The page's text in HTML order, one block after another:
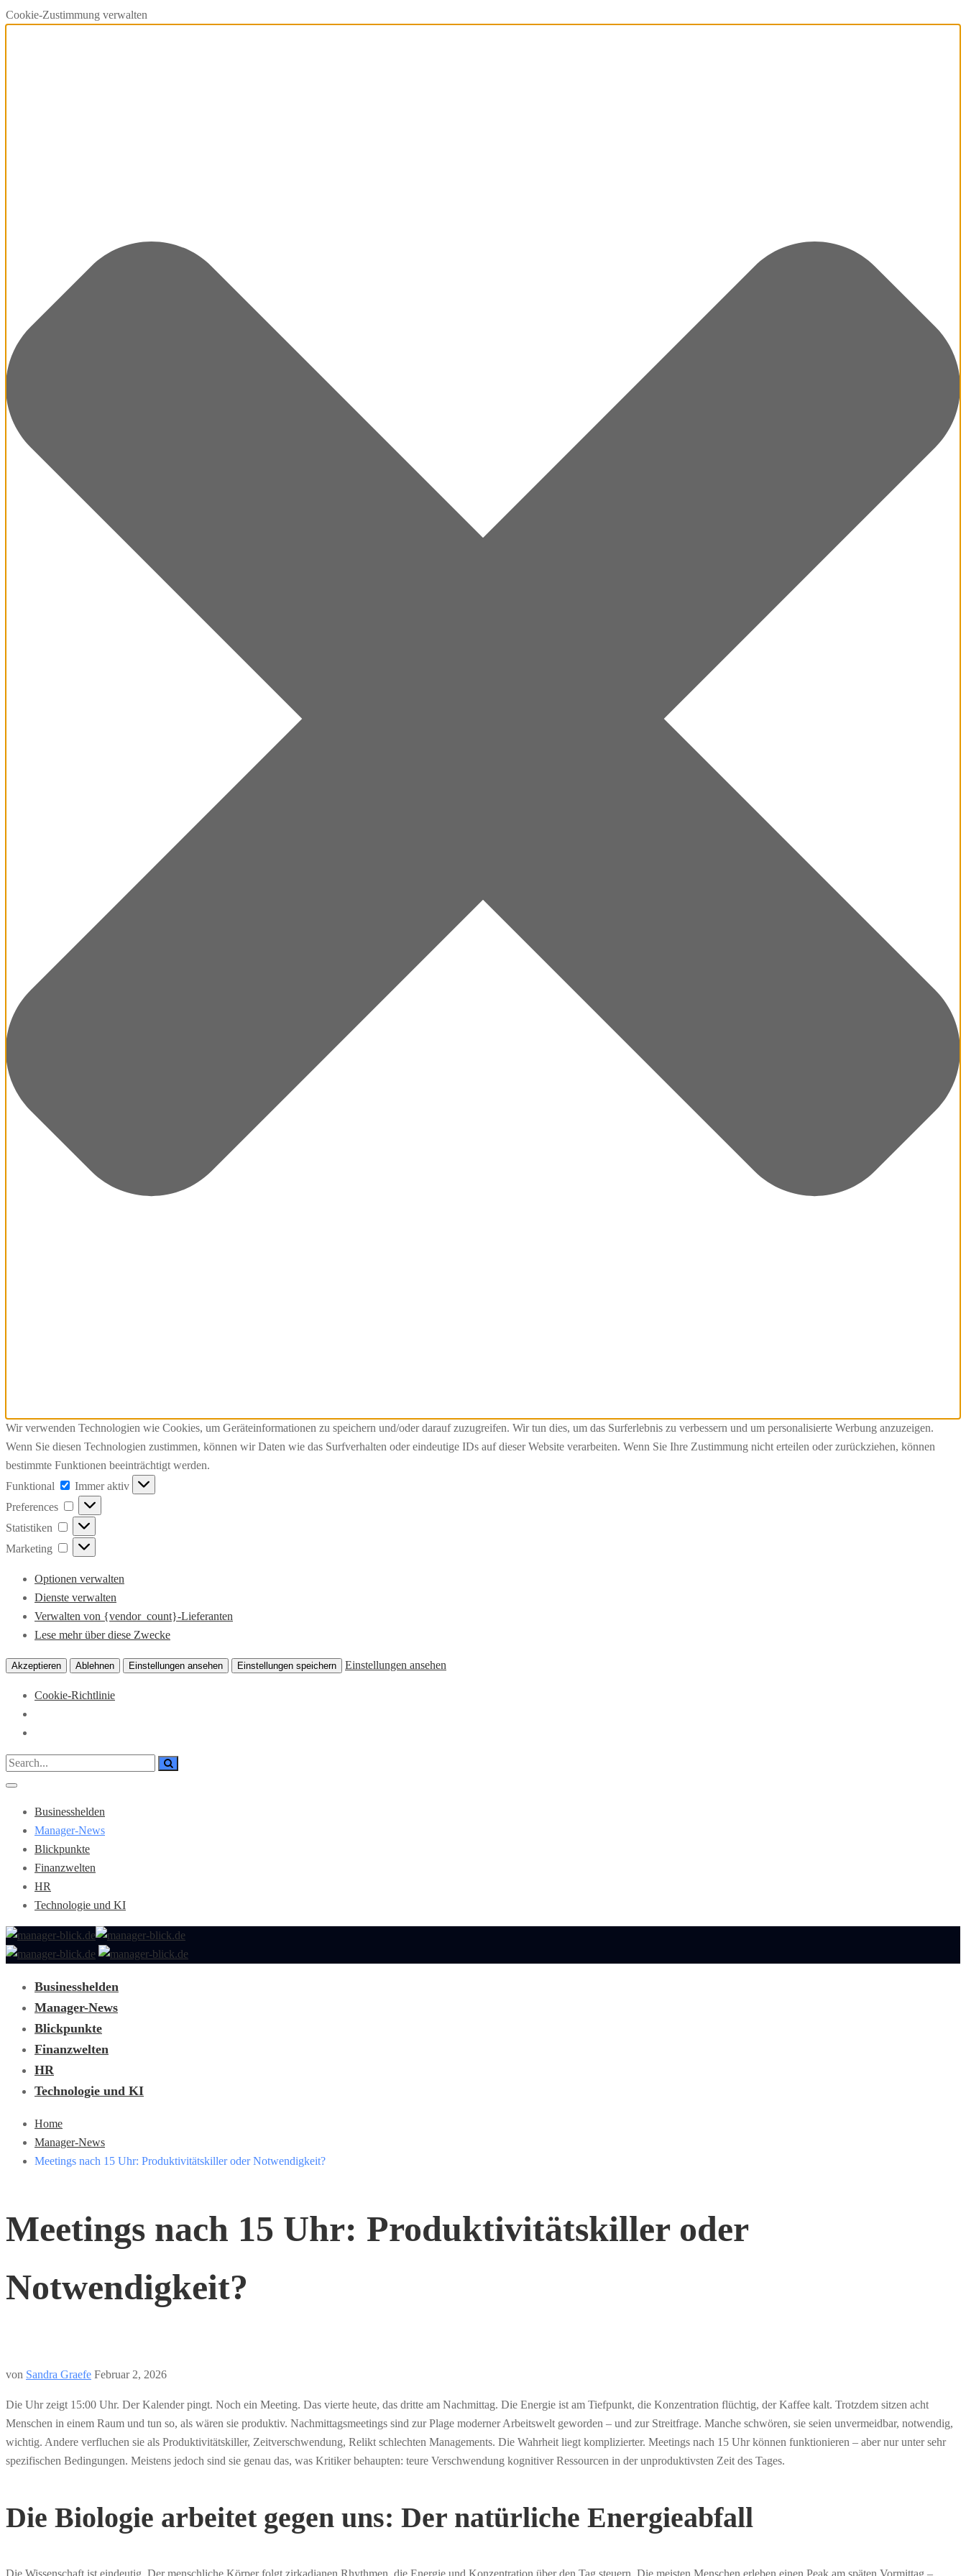
Cookie-Zustimmung verwalten
Wir verwenden Technologien wie Cookies, um Geräteinformationen zu speichern und/oder darauf zuzugreifen. Wir tun dies, um das Surferlebnis zu verbessern und um personalisierte Werbung anzuzeigen.
Wenn Sie diesen Technologien zustimmen, können wir Daten wie das Surfverhalten oder eindeutige IDs auf dieser Website verarbeiten. Wenn Sie Ihre Zustimmung nicht erteilen oder zurückziehen, können
bestimmte Funktionen beeinträchtigt werden.
Funktional
Funktional
Immer aktiv
Preferences
Preferences
Statistiken
Statistiken
Marketing
Marketing
Optionen verwalten
Dienste verwalten
Verwalten von {vendor_count}-Lieferanten
Lese mehr über diese Zwecke
Akzeptieren Ablehnen Einstellungen ansehen Einstellungen speichern Einstellungen ansehen
Cookie-Richtlinie
Businesshelden
Manager-News
Blickpunkte
Finanzwelten
HR
Technologie und KI
Businesshelden
Manager-News
Blickpunkte
Finanzwelten
HR
Technologie und KI
Home
Manager-News
Meetings nach 15 Uhr: Produktivitätskiller oder Notwendigkeit?
Meetings nach 15 Uhr: Produktivitätskiller oder
Notwendigkeit?
von Sandra Graefe Februar 2, 2026
Die Uhr zeigt 15:00 Uhr. Der Kalender pingt. Noch ein Meeting. Das vierte heute, das dritte am Nachmittag. Die Energie ist am Tiefpunkt, die Konzentration flüchtig, der Kaffee kalt. Trotzdem sitzen acht
Menschen in einem Raum und tun so, als wären sie produktiv. Nachmittagsmeetings sind zur Plage moderner Arbeitswelt geworden – und zur Streitfrage. Manche schwören, sie seien unvermeidbar, notwendig,
wichtig. Andere verfluchen sie als Produktivitätskiller, Zeitverschwendung, Relikt schlechten Managements. Die Wahrheit liegt komplizierter. Meetings nach 15 Uhr können funktionieren – aber nur unter sehr
spezifischen Bedingungen. Meistens jedoch sind sie genau das, was Kritiker behaupten: teure Verschwendung kognitiver Ressourcen in der unproduktivsten Zeit des Tages.
Die Biologie arbeitet gegen uns: Der natürliche Energieabfall
Die Wissenschaft ist eindeutig. Der menschliche Körper folgt zirkadianen Rhythmen, die Energie und Konzentration über den Tag steuern. Die meisten Menschen erleben einen Peak am späten Vormittag –